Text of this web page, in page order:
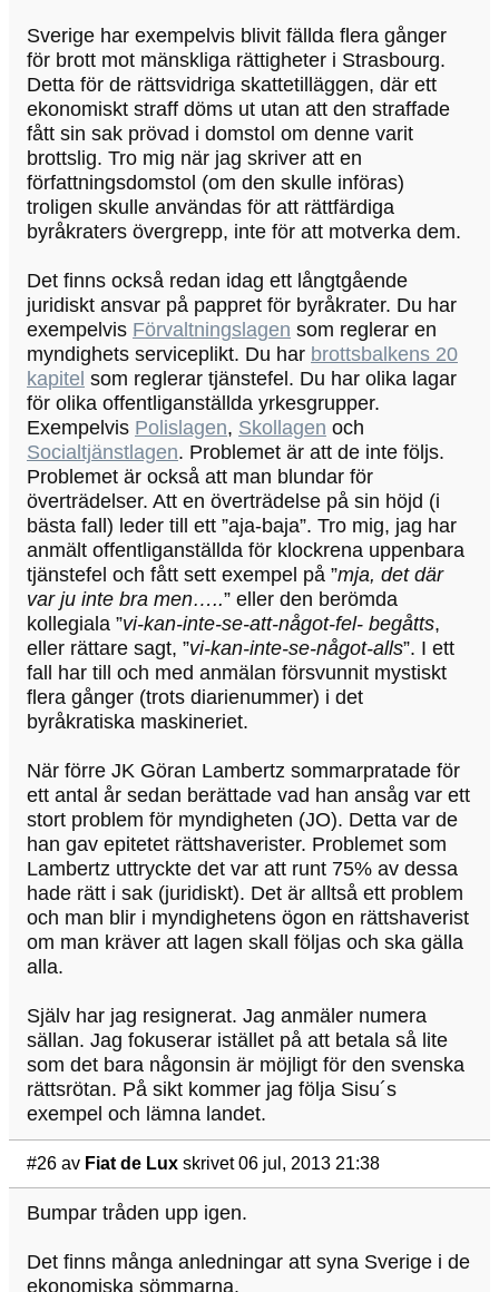
Sverige har exempelvis blivit fällda flera gånger
för brott mot mänskliga rättigheter i Strasbourg.
Detta för de rättsvidriga skattetilläggen, där ett
ekonomiskt straff döms ut utan att den straffade
fått sin sak prövad i domstol om denne varit
brottslig. Tro mig när jag skriver att en
författningsdomstol (om den skulle införas)
troligen skulle användas för att rättfärdiga
byråkraters övergrepp, inte för att motverka dem.
Det finns också redan idag ett långtgående
juridiskt ansvar på pappret för byråkrater. Du har
exempelvis Förvaltningslagen som reglerar en
myndighets serviceplikt. Du har brottsbalkens 20
kapitel som reglerar tjänstefel. Du har olika lagar
för olika offentliganställda yrkesgrupper.
Exempelvis Polislagen, Skollagen och
Socialtjänstlagen. Problemet är att de inte följs.
Problemet är också att man blundar för
överträdelser. Att en överträdelse på sin höjd (i
bästa fall) leder till ett ”aja-baja”. Tro mig, jag har
anmält offentliganställda för klockrena uppenbara
tjänstefel och fått sett exempel på ”mja, det där
var ju inte bra men…..” eller den berömda
kollegiala ”vi-kan-inte-se-att-något-fel- begåtts,
eller rättare sagt, ”vi-kan-inte-se-något-alls”. I ett
fall har till och med anmälan försvunnit mystiskt
flera gånger (trots diarienummer) i det
byråkratiska maskineriet.
När förre JK Göran Lambertz sommarpratade för
ett antal år sedan berättade vad han ansåg var ett
stort problem för myndigheten (JO). Detta var de
han gav epitetet rättshaverister. Problemet som
Lambertz uttryckte det var att runt 75% av dessa
hade rätt i sak (juridiskt). Det är alltså ett problem
och man blir i myndighetens ögon en rättshaverist
om man kräver att lagen skall följas och ska gälla
alla.
Själv har jag resignerat. Jag anmäler numera
sällan. Jag fokuserar istället på att betala så lite
som det bara någonsin är möjligt för den svenska
rättsrötan. På sikt kommer jag följa Sisu´s
exempel och lämna landet.
#26 av Fiat de Lux skrivet 06 jul, 2013 21:38
Bumpar tråden upp igen.
Det finns många anledningar att syna Sverige i de
ekonomiska sömmarna.